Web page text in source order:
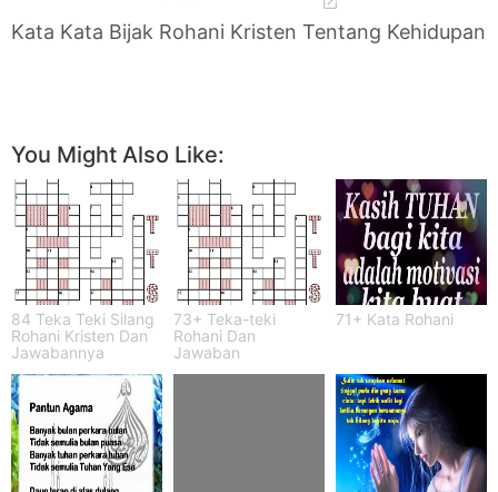
Kata Kata Bijak Rohani Kristen Tentang Kehidupan
You Might Also Like:
84 Teka Teki Silang
Rohani Kristen Dan
Jawabannya
73+ Teka-teki
Rohani Dan
Jawaban
71+ Kata Rohani